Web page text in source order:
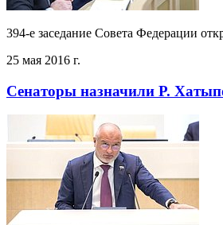
394-е заседание Совета Федерации
25 мая 2016 г.
Сенаторы назначили Р.